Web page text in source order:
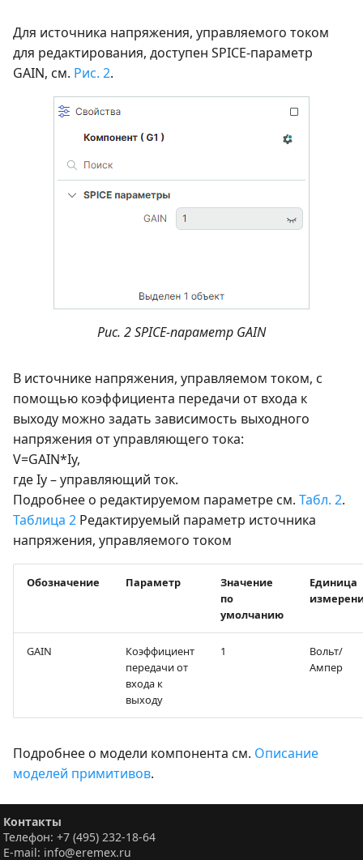
Для источника напряжения, управляемого током
для редактирования, доступен SPICE-параметр
GAIN, см. Рис. 2.
Рис. 2 SPICE-параметр GAIN
В источнике напряжения, управляемом током, с
помощью коэффициента передачи от входа к
выходу можно задать зависимость выходного
напряжения от управляющего тока:
V=GAIN*Iy,
где Iy – управляющий ток.
Подробнее о редактируемом параметре см. Табл. 2.
Таблица 2 Редактируемый параметр источника
напряжения, управляемого током
Обозначение Параметр
Значение
по
умолчанию
Единица
GAIN
Коэффициент
передачи от
входа к
выходу
1
Вольт/
Ампер
Подробнее о модели компонента см. Описание
моделей примитивов.
Контакты
Телефон: +7 (495) 232-18-64
E-mail: info@eremex.ru